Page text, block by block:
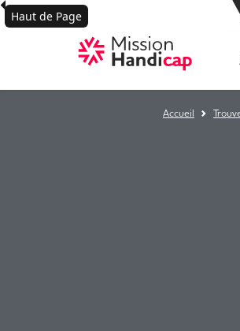
Accueil
Haut de Page